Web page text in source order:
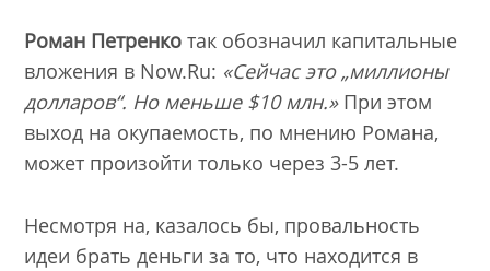
Роман Петренко так обозначил капитальные
вложения в Now.Ru: «Сейчас это „миллионы
долларов“. Но меньше $10 млн.»При этом
выход на окупаемость, по мнению Романа,
может произойти только через 3-5 лет.
Несмотря на, казалось бы, провальность
идеи брать деньги за то, что находится в